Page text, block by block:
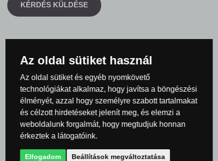
KÉRDÉS KÜLDÉSE
Termék értékelések
Összesített értékelés
0 %
Az oldal sütiket használ
Az oldal sütiket és egyéb nyomkövető
technológiákat alkalmaz, hogy javítsa a böngészési
élményét, azzal hogy személyre szabott tartalmakat
és célzott hirdetéseket jelenít meg, és elemzi a
weboldalunk forgalmát, hogy megtudjuk honnan
érkeztek a látogatóink.
Elfogadom Beállítások megváltoztatása